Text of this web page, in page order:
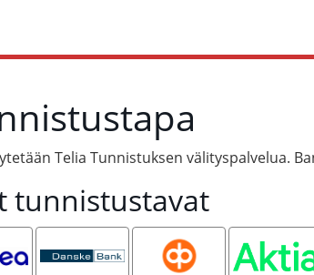
Telia Tunnistuksen välityspalvelua.
tunnistustavat
Bank
OP Aktia